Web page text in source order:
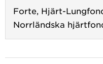
Forte, Hjärt-
Norrländska